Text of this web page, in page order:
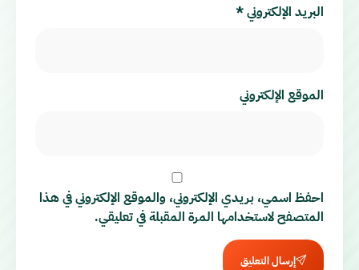
البريد الإلكتروني*
الموقع الإلكتروني
احفظ اسمي، بريدي الإلكتروني، والموقع الإلكتروني في هذا
المتصفح لاستخدامها المرة المقبلة في تعليقي.
إرسال التعليق